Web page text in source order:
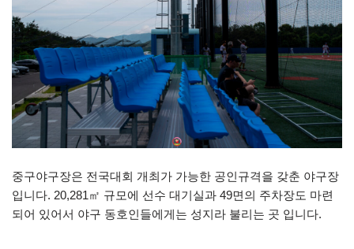
중구야구장은 전국대회 개최가 가능한 공인규격을 갖춘 야구장
입니다. 20,281㎡ 규모에 선수 대기실과 49면의 주차장도 마련
되어 있어서 야구 동호인들에게는 성지라 불리는 곳 입니다.